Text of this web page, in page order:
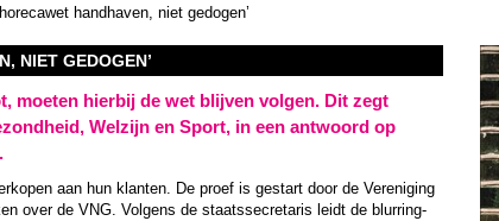
handhaven, niet gedogen’
NIET GEDOGEN’
moeten hierbij de wet blijven volgen. Dit zegt
Welzijn en Sport, in een antwoord op
aan hun klanten. De proef is gestart door de Vereniging
over de VNG. Volgens de staatssecretaris leidt de blurring-